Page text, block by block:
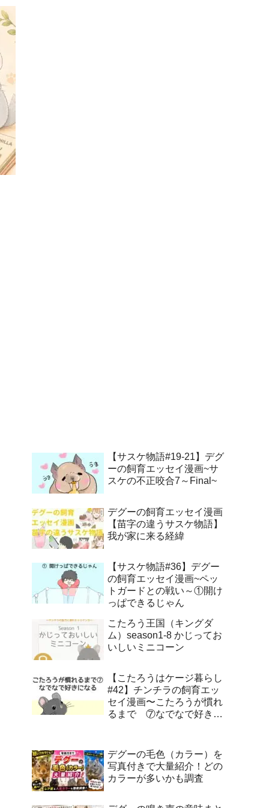
【サスケ物語#19-21】デグ
ーの飼育エッセイ漫画~サ
スケの不正咬合7～Final~
デグーの飼育エッセイ漫画
【苗字の違うサスケ物語】
我が家に来る経緯
【サスケ物語#36】デグー
の飼育エッセイ漫画~ペッ
トガードとの戦い～①開け
っぱできるじゃん
こたろう王国（キングダ
ム）season1-8 かじってお
いしいミニコーン
【こたろうはケージ暮らし
#42】チンチラの飼育エッ
セイ漫画〜こたろうが慣れ
るまで ⑦なでなで好きに
デグーの毛色（カラー）を
写真付きで大量紹介！どの
カラーが多いかも調査